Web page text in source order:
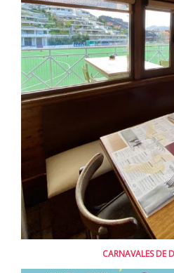
CARNAVALES DE